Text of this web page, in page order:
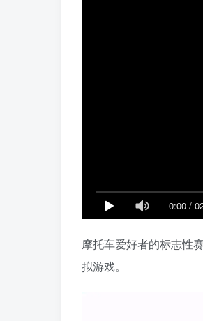
0:00 /
摩托车爱好者的标志性
拟游戏。